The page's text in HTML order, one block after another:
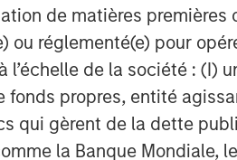
de matières
ou réglementé(e) pour
l’échelle de la société : (I)
fonds propres, entité
qui gèrent de la dette
la Banque Mondiale,
AG
founded more than 65
grade steel ten years ago.
a decade of steady growth.